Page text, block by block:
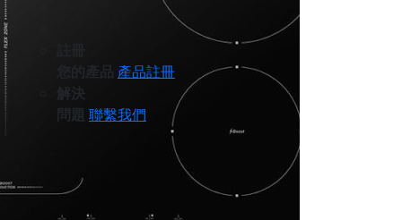
您的產品 產品註冊
解決
問題 聯繫我們